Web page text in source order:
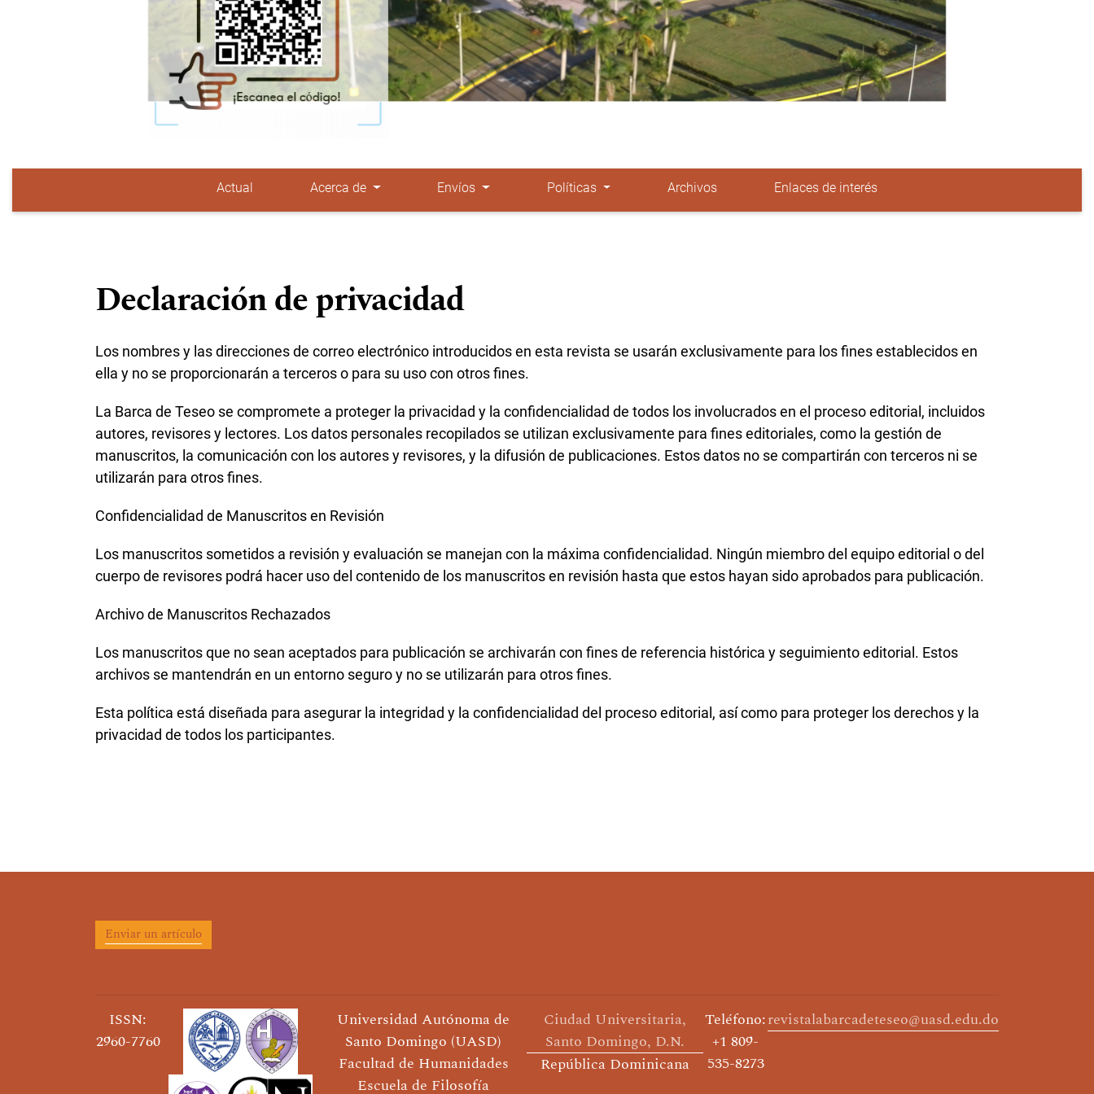
Menú principal Actual Acerca de Envíos Políticas Archivos Enlaces de interés
Declaración de privacidad
Los nombres y las direcciones de correo electrónico introducidos en esta revista se usarán exclusivamente para los fines establecidos en
ella y no se proporcionarán a terceros o para su uso con otros fines.
La Barca de Teseo se compromete a proteger la privacidad y la confidencialidad de todos los involucrados en el proceso editorial, incluidos
autores, revisores y lectores. Los datos personales recopilados se utilizan exclusivamente para fines editoriales, como la gestión de
manuscritos, la comunicación con los autores y revisores, y la difusión de publicaciones. Estos datos no se compartirán con terceros ni se
utilizarán para otros fines.
Confidencialidad de Manuscritos en Revisión
Los manuscritos sometidos a revisión y evaluación se manejan con la máxima confidencialidad. Ningún miembro del equipo editorial o del
cuerpo de revisores podrá hacer uso del contenido de los manuscritos en revisión hasta que estos hayan sido aprobados para publicación.
Archivo de Manuscritos Rechazados
Los manuscritos que no sean aceptados para publicación se archivarán con fines de referencia histórica y seguimiento editorial. Estos
archivos se mantendrán en un entorno seguro y no se utilizarán para otros fines.
Esta política está diseñada para asegurar la integridad y la confidencialidad del proceso editorial, así como para proteger los derechos y la
privacidad de todos los participantes.
Enviar un artículo
ISSN:
2960-7760
Universidad Autónoma de
Santo Domingo (UASD)
Facultad de Humanidades
Escuela de Filosofía
Ciudad Universitaria,
Santo Domingo, D.N.
República Dominicana
Teléfono:
+1 809-
535-8273
revistalabarcadeteseo@uasd.edu.do